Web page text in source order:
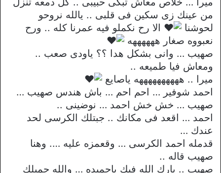
من عينك زى سكين فى قلبى .. يالله نروحو
لحوشنا
الا رح نكملو فيه عمرنا كله .. ورح
نعبووه صغار ههههههه
صهيب … وانى بشكل هدا ؟؟ ياودى صعب ..
ومعاش فيا طميعه ..
ميرا .. ههههههههههه ياصايع
احمد شوفير … احم احم … باش هندس صهيب …
صهيب … خش خش احمد … نوضينى ..
احمد … اقعد فى مكانك .. جبتلك الكرسى لحد
عندك …
قدمله احمد الكرسى … وقعمزه عليه …. وهنا
صهيب قاله ..
صهيب .. بارك الله فيك ياحميده … والله جمبلك